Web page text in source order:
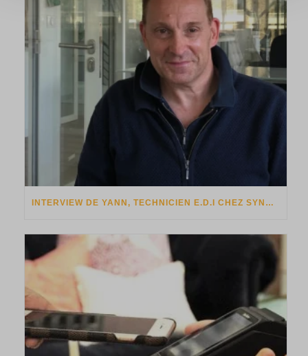
INTERVIEW DE YANN, TECHNICIEN E.D.I CHEZ SYNALCOM